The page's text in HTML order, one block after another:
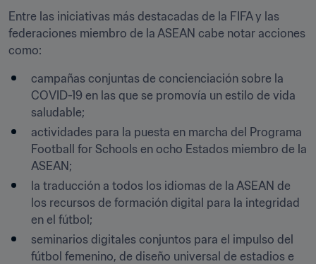
Entre las iniciativas más destacadas de la FIFA y las
federaciones miembro de la ASEAN cabe notar acciones
como:
campañas conjuntas de concienciación sobre la
COVID-19 en las que se promovía un estilo de vida
saludable;
actividades para la puesta en marcha del Programa
Football for Schools en ocho Estados miembro de la
ASEAN;
la traducción a todos los idiomas de la ASEAN de
los recursos de formación digital para la integridad
en el fútbol;
seminarios digitales conjuntos para el impulso del
fútbol femenino, de diseño universal de estadios e